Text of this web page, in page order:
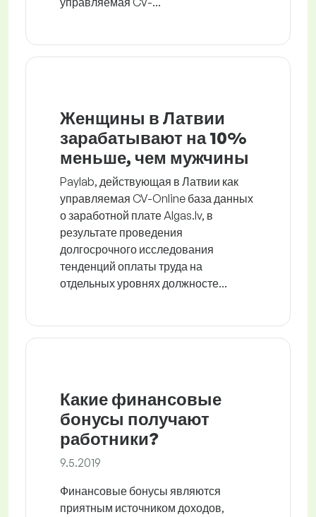
Женщины в Латвии
зарабатывают на 10%
меньше, чем мужчины
Paylab, действующая в Латвии как
управляемая CV-Online база данных
о заработной плате Algas.lv, в
результате проведения
долгосрочного исследования
тенденций оплаты труда на
отдельных уровнях должносте...
Какие финансовые
бонусы получают
работники?
9.5.2019
Финансовые бонусы являются
приятным источником доходов,